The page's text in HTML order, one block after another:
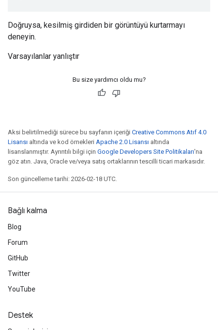
Doğruysa, kesilmiş girdiden bir görüntüyü kurtarmayı
deneyin.
Varsayılanlar yanlıştır
Bu size yardımcı oldu mu?
Aksi belirtilmediği sürece bu sayfanın içeriği Creative Commons Atıf 4.0
Lisansı altında ve kod örnekleri Apache 2.0 Lisansı altında
lisanslanmıştır. Ayrıntılı bilgi için Google Developers Site Politikaları'na
göz atın. Java, Oracle ve/veya satış ortaklarının tescilli ticari markasıdır.
Son güncelleme tarihi: 2026-02-18 UTC.
Bağlı kalma
Blog
Forum
GitHub
Twitter
YouTube
Destek